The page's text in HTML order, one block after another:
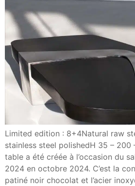
Limited edition : 8+4Natural raw
stainless steel polishedH 35 – 200
table a été créée à l’occasion du
2024 en octobre 2024. C’est la
patiné noir chocolat et l’acier